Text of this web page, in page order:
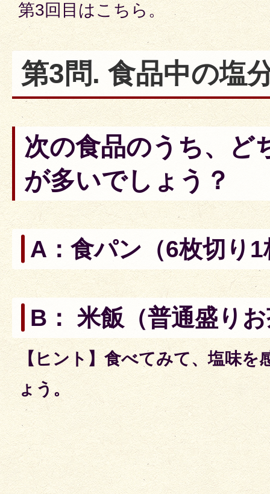
第3回目はこちら。
第3問. 食品中の塩
次の食品のうち、ど
が多いでしょう？
A：食パン（6枚切り1
B： 米飯（普通盛り
【ヒント】食べてみて、塩味
ょう。